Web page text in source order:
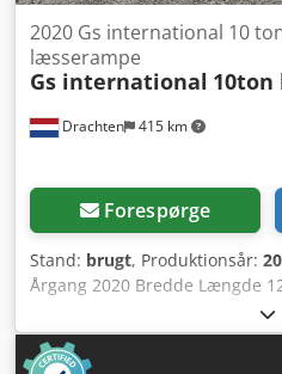
Drachten 415 km
2020 Gs international 10
læsserampe
Gs international 10ton
Forespørge
Stand: brugt, Produktionsår:
Årgang 2020 Bredde Længde
Hydraulisk justerbar Klar til
interesseret i vores
transport for dig.